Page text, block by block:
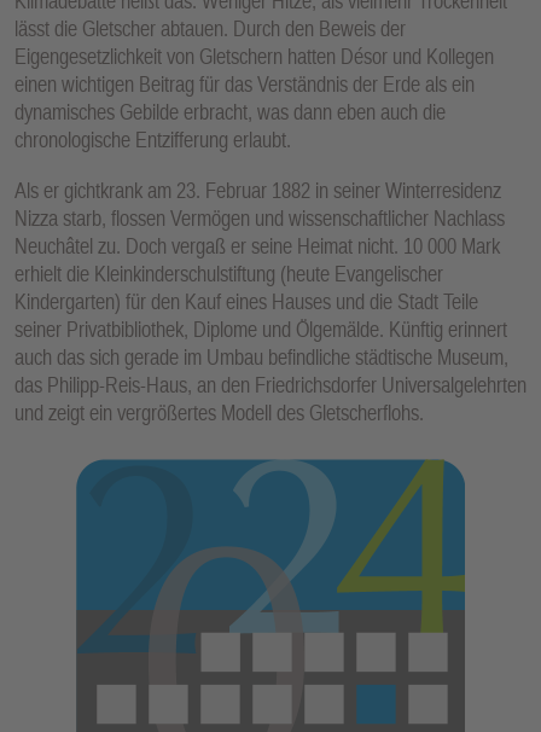
lässt die Gletscher abtauen. Durch den Beweis der
Eigengesetzlichkeit von Gletschern hatten Désor und Kollegen
einen wichtigen Beitrag für das Verständnis der Erde als ein
dynamisches Gebilde erbracht, was dann eben auch die
chronologische Entzifferung erlaubt.
Als er gichtkrank am 23. Februar 1882 in seiner Winterresidenz
Nizza starb, flossen Vermögen und wissenschaftlicher Nachlass
Neuchâtel zu. Doch vergaß er seine Heimat nicht. 10 000 Mark
erhielt die Kleinkinderschulstiftung (heute Evangelischer
Kindergarten) für den Kauf eines Hauses und die Stadt Teile
seiner Privatbibliothek, Diplome und Ölgemälde. Künftig erinnert
auch das sich gerade im Umbau befindliche städtische Museum,
das Philipp-Reis-Haus, an den Friedrichsdorfer Universalgelehrten
und zeigt ein vergrößertes Modell des Gletscherflohs.